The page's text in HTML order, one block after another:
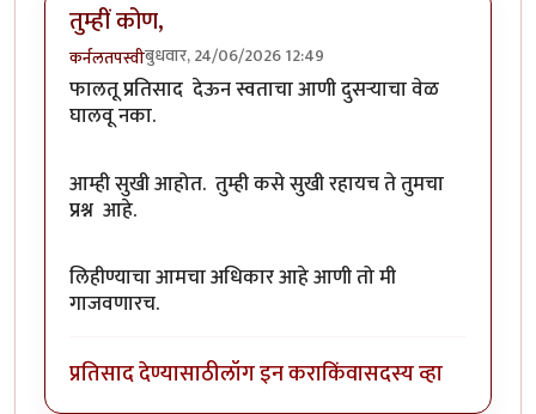
तुम्हीं कोण,
कर्नलतपस्वीबुधवार, 24/06/2026 12:49
फालतू प्रतिसाद देऊन स्वताचा आणी दुसर्‍याचा वेळ
घालवू नका.
आम्ही सुखी आहोत. तुम्ही कसे सुखी रहायच ते तुमचा
प्रश्न आहे.
लिहीण्याचा आमचा अधिकार आहे आणी तो मी
गाजवणारच.
प्रतिसाद देण्यासाठीलॉग इन कराकिंवासदस्य व्हा